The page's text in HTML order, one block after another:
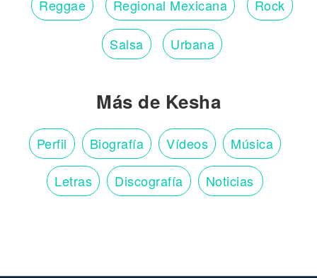
Reggae Regional Mexicana Rock
Salsa Urbana
Más de Kesha
Perfil Biografía Vídeos Música
Letras Discografía Noticias